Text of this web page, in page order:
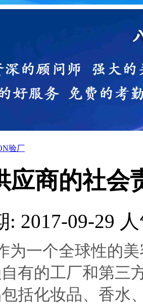
验厂
应商的社会
: 2017-09-29
为一个全球性的
有的工厂和第三
括化妆品、香水